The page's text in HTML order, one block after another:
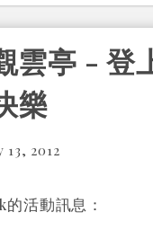
雲亭 - 登
樂
13, 2012
活動訊息：